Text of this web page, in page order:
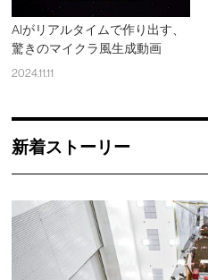
AIがリアルタイムで作り出す、
驚きのマイクラ風生成動画
2024.11.11
新着ストーリー